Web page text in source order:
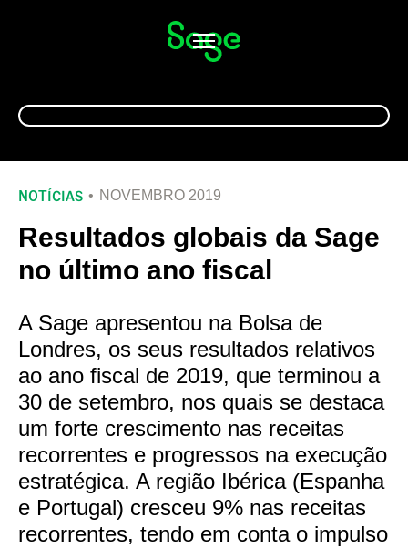
Alternar
navegação
NOTÍCIAS NOVEMBRO 2019
Resultados globais da Sage
no último ano fiscal
A Sage apresentou na Bolsa de
Londres, os seus resultados relativos
ao ano fiscal de 2019, que terminou a
30 de setembro, nos quais se destaca
um forte crescimento nas receitas
recorrentes e progressos na execução
estratégica. A região Ibérica (Espanha
e Portugal) cresceu 9% nas receitas
recorrentes, tendo em conta o impulso